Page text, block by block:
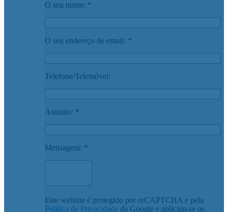
O seu nome: *
O seu endereço de email: *
Telefone/Telemóvel:
Assunto: *
Mensagem: *
Este website é protegido por reCAPTCHA e pela
Política de Privacidade da Google e aplicam-se os